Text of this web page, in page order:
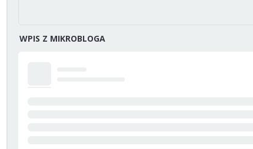
WPIS Z MIKROBLOGA